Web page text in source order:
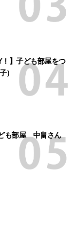
！】子ども部屋をつ
）
も部屋 中畠さん